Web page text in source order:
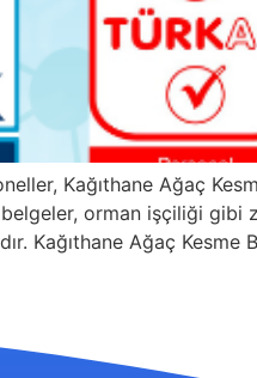
Kağıthane Ağaç
orman işçiliği gibi
Kağıthane Ağaç Kesme